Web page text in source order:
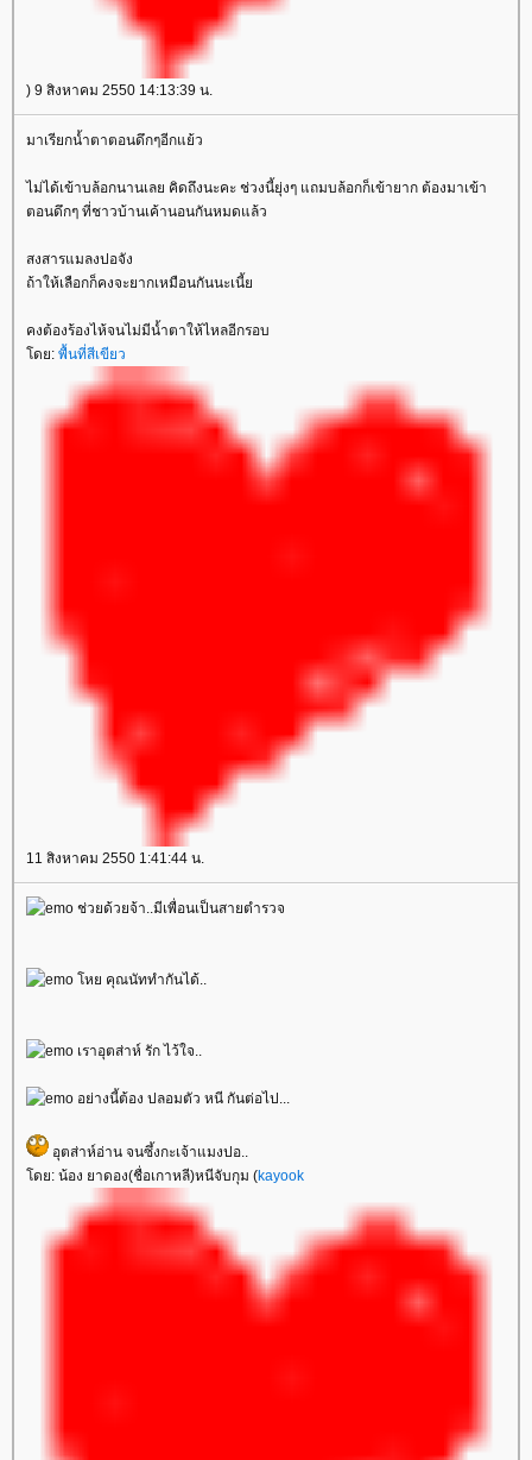
) 9 สิงหาคม 2550 14:13:39 น.
มาเรียกน้ำตาตอนดึกๆอีกแย้ว
ไม่ได้เข้าบล้อกนานเลย คิดถึงนะคะ ช่วงนี้ยุ่งๆ แถมบล้อกก็เข้ายาก ต้องมาเข้า
ตอนดึกๆ ที่ชาวบ้านเค้านอนกันหมดแล้ว
สงสารแมลงปอจัง
ถ้าให้เลือกก็คงจะยากเหมือนกันนะเนี้
คงต้องร้องไห้จนไม่มีน้ำตาให้ไหลอีกรอบ
ดย: พื้นที่สีเขียว
11 สิงหาคม 2550 1:41:44 น.
ช่วยด้วยจ้า..มีเพื่อนเป็นสายตำรวจ
หย คุณนัททำกันได้..
เราอุตส่าห์ รัก ไว้ใจ..
อย่างนี้ต้อง ปลอมตัว หนี กันต่อไป...
อุตส่าห์อ่าน จนซึ้งกะเจ้าแมงปอ..
ดย: น้อง ยาดอง(ชื่อเกาหลี)หนีจับกุม (kayook